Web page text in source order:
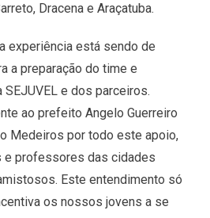
Dracena e Araçatuba.
experiência está sendo de
a preparação do time e
e dos parceiros.
ao prefeito Angelo Guerreiro
Medeiros por todo este apoio,
e professores das cidades
Este entendimento só
os nossos jovens a se